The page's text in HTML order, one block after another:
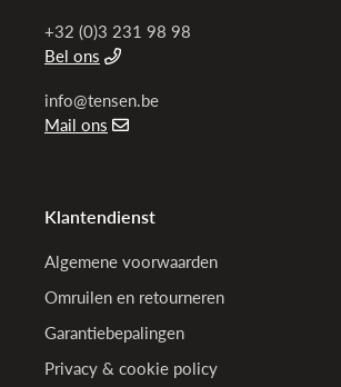
+32 (0)3 231 98 98
Bel ons
info@tensen.be
Mail ons
Klantendienst
Algemene voorwaarden
Omruilen en retourneren
Garantiebepalingen
Privacy & cookie policy